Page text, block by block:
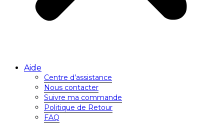
Aide
Centre d’assistance
Nous contacter
Suivre ma commande
Politique de Retour
FAQ